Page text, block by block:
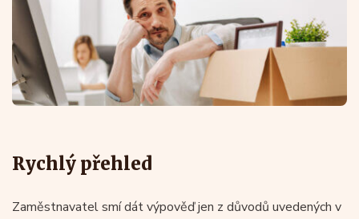
Rychlý přehled
Zaměstnavatel smí dát výpověď jen z důvodů uvedených v